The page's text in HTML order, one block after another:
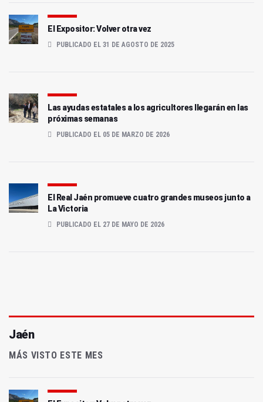
El Expositor: Volver otra vez
PUBLICADO EL 31 DE AGOSTO DE 2025
Las ayudas estatales a los agricultores llegarán en las
próximas semanas
PUBLICADO EL 05 DE MARZO DE 2026
El Real Jaén promueve cuatro grandes museos junto a
La Victoria
PUBLICADO EL 27 DE MAYO DE 2026
Jaén
MÁS VISTO ESTE MES